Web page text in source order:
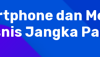
dan
Jangka